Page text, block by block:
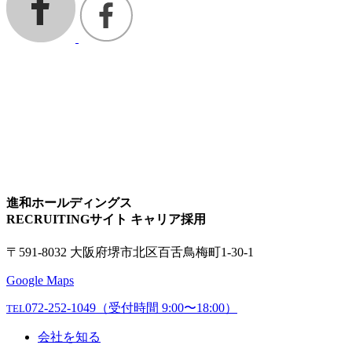
進和ホールディングス
RECRUITINGサイト キャリア採用
〒591-8032 大阪府堺市北区百舌鳥梅町1-30-1
Google Maps
TEL072-252-1049 （受付時間 9:00〜18:00）
会社を知る